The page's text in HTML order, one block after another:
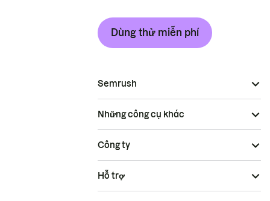
Dùng thử miễn phí
Semrush
Những công cụ khác
Công ty
Hỗ trợ